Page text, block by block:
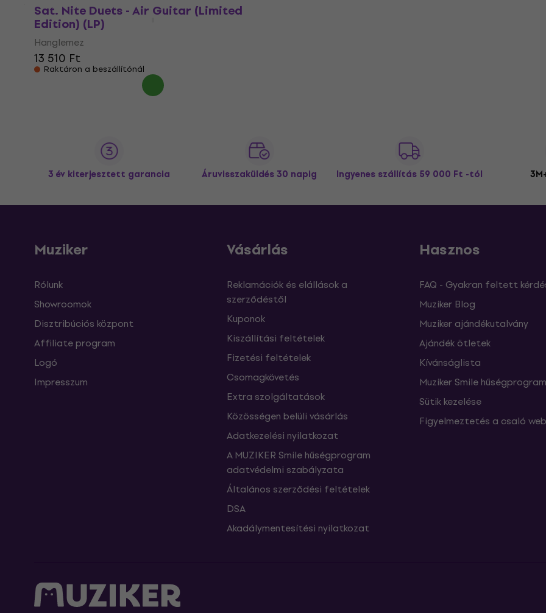
Sat. Nite Duets - Air Guitar (Limited
Edition) (LP)
Hanglemez
13 510 Ft
Raktáron a beszállítónál
3 év kiterjesztett garancia Áruvisszaküldés 30 napig Ingyenes szállítás 59 000 Ft -tól
Muziker
Rólunk
Showroomok
Disztribúciós központ
Affiliate program
Logó
Impresszum
Vásárlás
Reklamációk és elállások a
szerződéstől
Kuponok
Kiszállítási feltételek
Fizetési feltételek
Csomagkövetés
Extra szolgáltatások
Közösségen belüli vásárlás
Adatkezelési nyilatkozat
A MUZIKER Smile hűségprogram
adatvédelmi szabályzata
Általános szerződési feltételek
DSA
Akadálymentesítési nyilatkozat
Hasznos
FAQ - Gyakran feltett
Muziker Blog
Muziker ajándékutalvány
Ajándék ötletek
Kívánságlista
Muziker Smile hűségprogram
Sütik kezelése
Figyelmeztetés a csaló